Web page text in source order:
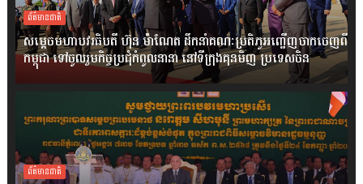
ព័ត៌មានជាតិ
សម្តេចមហាបវរធិបតី ហ៊ុន ម៉ាណែត ដឹកនាំគណៈប្រតិភូអញ្ជើញចាកចេញពី
កម្ពុជា ទៅចូលរួមកិច្ចប្រជុំកំពូលនានា នៅទីក្រុងគុនមិញ ប្រទេសចិន
ព័ត៌មានជាតិ